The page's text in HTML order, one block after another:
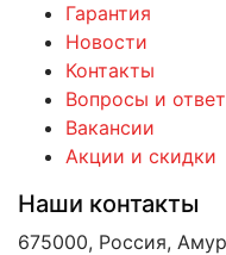
Гарантия
Новости
Контакты
Вопросы и
Вакансии
Акции и скидки
Наши контакты
675000, Россия,